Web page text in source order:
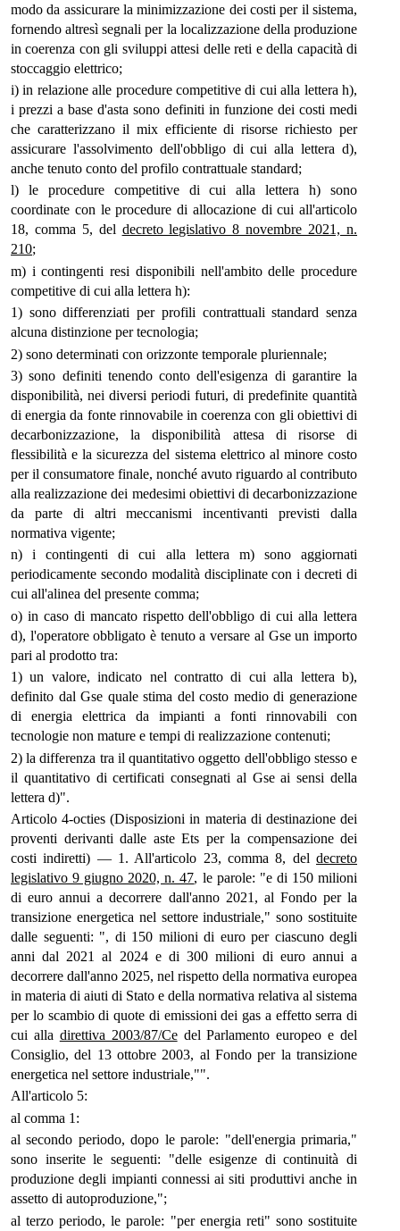
modo da assicurare la minimizzazione dei costi per il sistema,
fornendo altresì segnali per la localizzazione della produzione
in coerenza con gli sviluppi attesi delle reti e della capacità di
stoccaggio elettrico;
i) in relazione alle procedure competitive di cui alla lettera h),
i prezzi a base d'asta sono definiti in funzione dei costi medi
che caratterizzano il mix efficiente di risorse richiesto per
assicurare l'assolvimento dell'obbligo di cui alla lettera d),
anche tenuto conto del profilo contrattuale standard;
l) le procedure competitive di cui alla lettera h) sono
coordinate con le procedure di allocazione di cui all'articolo
18, comma 5, del decreto legislativo 8 novembre 2021, n.
210;
m) i contingenti resi disponibili nell'ambito delle procedure
competitive di cui alla lettera h):
1) sono differenziati per profili contrattuali standard senza
alcuna distinzione per tecnologia;
2) sono determinati con orizzonte temporale pluriennale;
3) sono definiti tenendo conto dell'esigenza di garantire la
disponibilità, nei diversi periodi futuri, di predefinite quantità
di energia da fonte rinnovabile in coerenza con gli obiettivi di
decarbonizzazione, la disponibilità attesa di risorse di
flessibilità e la sicurezza del sistema elettrico al minore costo
per il consumatore finale, nonché avuto riguardo al contributo
alla realizzazione dei medesimi obiettivi di decarbonizzazione
da parte di altri meccanismi incentivanti previsti dalla
normativa vigente;
n) i contingenti di cui alla lettera m) sono aggiornati
periodicamente secondo modalità disciplinate con i decreti di
cui all'alinea del presente comma;
o) in caso di mancato rispetto dell'obbligo di cui alla lettera
d), l'operatore obbligato è tenuto a versare al Gse un importo
pari al prodotto tra:
1) un valore, indicato nel contratto di cui alla lettera b),
definito dal Gse quale stima del costo medio di generazione
di energia elettrica da impianti a fonti rinnovabili con
tecnologie non mature e tempi di realizzazione contenuti;
2) la differenza tra il quantitativo oggetto dell'obbligo stesso e
il quantitativo di certificati consegnati al Gse ai sensi della
lettera d)".
Articolo 4-octies (Disposizioni in materia di destinazione dei
proventi derivanti dalle aste Ets per la compensazione dei
costi indiretti) — 1. All'articolo 23, comma 8, del decreto
legislativo 9 giugno 2020, n. 47, le parole: "e di 150 milioni
di euro annui a decorrere dall'anno 2021, al Fondo per la
transizione energetica nel settore industriale," sono sostituite
dalle seguenti: ", di 150 milioni di euro per ciascuno degli
anni dal 2021 al 2024 e di 300 milioni di euro annui a
decorrere dall'anno 2025, nel rispetto della normativa europea
in materia di aiuti di Stato e della normativa relativa al sistema
per lo scambio di quote di emissioni dei gas a effetto serra di
cui alla direttiva 2003/87/Cedel Parlamento europeo e del
Consiglio, del 13 ottobre 2003, al Fondo per la transizione
energetica nel settore industriale,"".
All'articolo 5:
al comma 1:
al secondo periodo, dopo le parole: "dell'energia primaria,"
sono inserite le seguenti: "delle esigenze di continuità di
produzione degli impianti connessi ai siti produttivi anche in
assetto di autoproduzione,";
al terzo periodo, le parole: "per energia reti" sono sostituite